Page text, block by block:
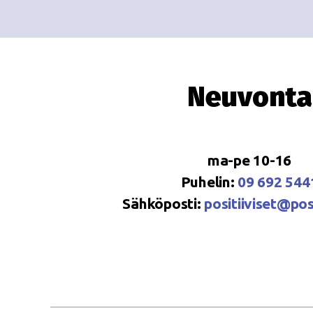
Neuvonta
ma-pe 10-16
Puhelin: 09 692
Sähköposti: